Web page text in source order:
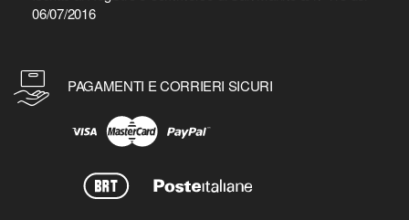
06/07/2016
PAGAMENTI E CORRIERI SICURI